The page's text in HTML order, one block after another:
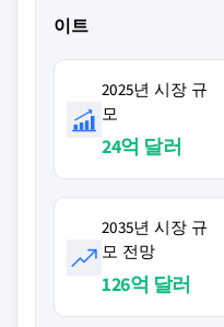
이트
2025년 시장 규
모
24억 달러
2035년 시장 규
모 전망
126억 달러